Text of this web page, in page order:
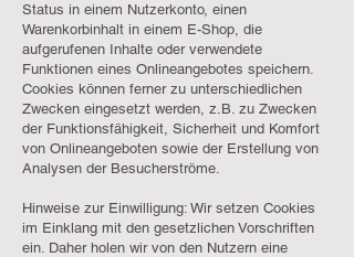
Status in einem Nutzerkonto, einen
Warenkorbinhalt in einem E-Shop, die
aufgerufenen Inhalte oder verwendete
Funktionen eines Onlineangebotes speichern.
Cookies können ferner zu unterschiedlichen
Zwecken eingesetzt werden, z.B. zu Zwecken
der Funktionsfähigkeit, Sicherheit und Komfort
von Onlineangeboten sowie der Erstellung von
Analysen der Besucherströme.
Hinweise zur Einwilligung: Wir setzen Cookies
im Einklang mit den gesetzlichen Vorschriften
ein. Daher holen wir von den Nutzern eine